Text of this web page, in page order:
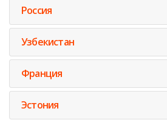
Россия
Узбекистан
Франция
Эстония